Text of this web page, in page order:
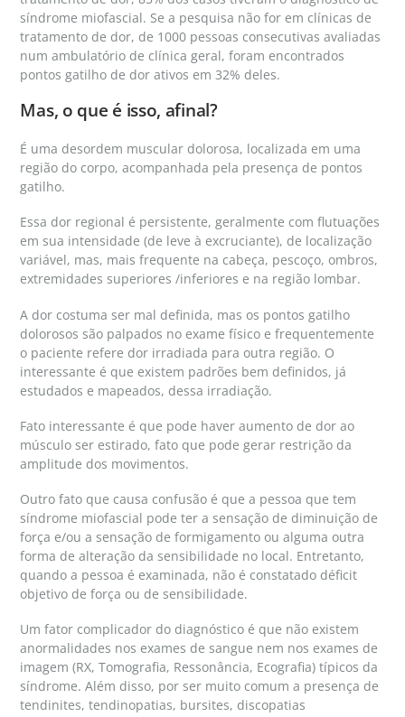
síndrome miofascial. Se a pesquisa não for em clínicas de
tratamento de dor, de 1000 pessoas consecutivas avaliadas
num ambulatório de clínica geral, foram encontrados
pontos gatilho de dor ativos em 32% deles.
Mas, o que é isso, afinal?
É uma desordem muscular dolorosa, localizada em uma
região do corpo, acompanhada pela presença de pontos
gatilho.
Essa dor regional é persistente, geralmente com flutuações
em sua intensidade (de leve à excruciante), de localização
variável, mas, mais frequente na cabeça, pescoço, ombros,
extremidades superiores /inferiores e na região lombar.
A dor costuma ser mal definida, mas os pontos gatilho
dolorosos são palpados no exame físico e frequentemente
o paciente refere dor irradiada para outra região. O
interessante é que existem padrões bem definidos, já
estudados e mapeados, dessa irradiação.
Fato interessante é que pode haver aumento de dor ao
músculo ser estirado, fato que pode gerar restrição da
amplitude dos movimentos.
Outro fato que causa confusão é que a pessoa que tem
síndrome miofascial pode ter a sensação de diminuição de
força e/ou a sensação de formigamento ou alguma outra
forma de alteração da sensibilidade no local. Entretanto,
quando a pessoa é examinada, não é constatado déficit
objetivo de força ou de sensibilidade.
Um fator complicador do diagnóstico é que não existem
anormalidades nos exames de sangue nem nos exames de
imagem (RX, Tomografia, Ressonância, Ecografia) típicos da
síndrome. Além disso, por ser muito comum a presença de
tendinites, tendinopatias, bursites, discopatias